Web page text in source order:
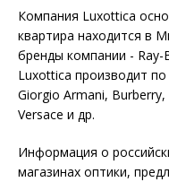
Компания Luxottica
квартира находится в
бренды компании - Ray-
Luxottica производит
Giorgio Armani,
Versace и др.
Информация о
магазинах оптики,